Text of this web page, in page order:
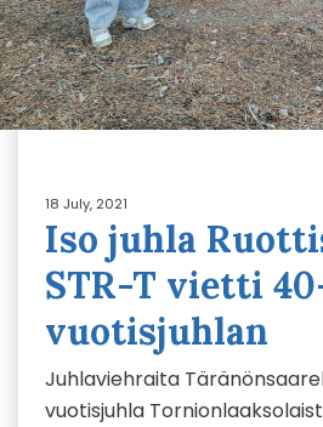
18 July, 2021
Iso juhla
STR-T vietti
vuotisjuhlan
Juhlaviehraita
vuotisjuhla